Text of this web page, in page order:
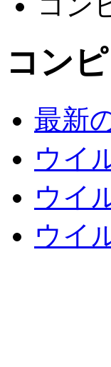
コン
最新
ウイ
ウイ
ウイ